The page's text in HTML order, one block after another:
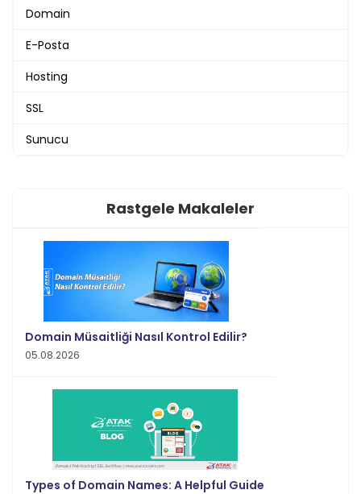
Domain
E-Posta
Hosting
SSL
Sunucu
Rastgele Makaleler
Domain Müsaitliği Nasıl Kontrol Edilir?
05.08.2026
Types of Domain Names: A Helpful Guide